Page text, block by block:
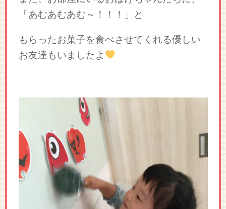
「あむあむあむ～！！！」と
もらったお菓子を食べさせてくれる優しい
お友達もいましたよ